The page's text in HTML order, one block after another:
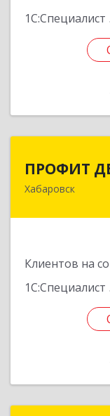
1С:Специалист
ПРОФИТ
Хабаровск
Клиентов на
1С:Специалист